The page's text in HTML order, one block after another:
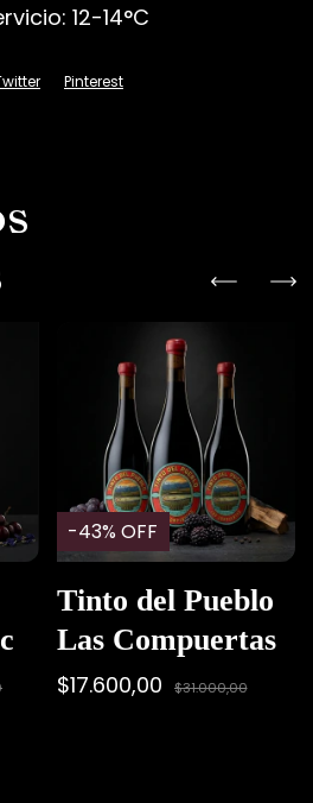
12-14°C
Pinterest
-43%OFF
Tinto del Pueblo
Las Compuertas
$17.600,00 $31.000,00